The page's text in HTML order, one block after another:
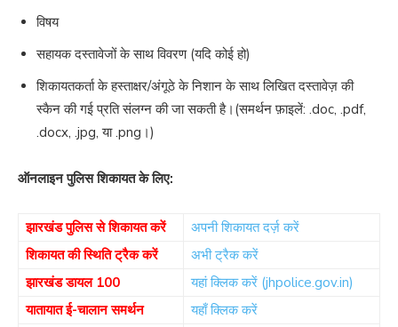
विषय
सहायक दस्तावेजों के साथ विवरण (यदि कोई हो)
शिकायतकर्ता के हस्ताक्षर/अंगूठे के निशान के साथ लिखित दस्तावेज़ की
स्कैन की गई प्रति संलग्न की जा सकती है।(समर्थन फ़ाइलें: .doc, .pdf,
.docx, .jpg, या .png।)
ऑनलाइन पुलिस शिकायत के लिए:
झारखंड पुलिस से शिकायत करें
अपनी शिकायत दर्ज़ करें
शिकायत की स्थिति ट्रैक करें
अभी ट्रैक करें
झारखंड डायल 100
यहां क्लिक करें (jhpolice.gov.in)
यातायात ई-चालान समर्थन
यहाँ क्लिक करें